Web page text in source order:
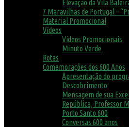
Elevação da Vila
7 Maravilhas de Portugal –
Material Promocional
Vídeos
Vídeos Promocionais
Minuto Verde
Rotas
Comemorações dos 600 Anos
Apresentação do
Descobrimento
Mensagem de sua
República, Professor
Porto Santo 600
Conversas 600 anos